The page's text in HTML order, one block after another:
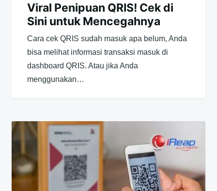
Viral Penipuan QRIS! Cek di
Sini untuk Mencegahnya
Cara cek QRIS sudah masuk apa belum, Anda
bisa melihat informasi transaksi masuk di
dashboard QRIS. Atau jika Anda
menggunakan…